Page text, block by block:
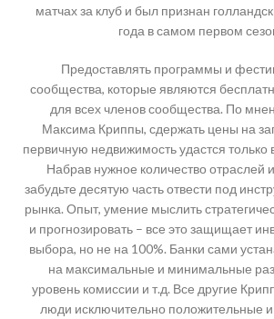
матчах за клуб и был признан
года в самом первом
Предоставлять программы и
сообщества, которые являются
для всех членов сообщества. По
Максима Криппы, сдержать цены на
первичную недвижимость удастся только
Набрав нужное количество отраслей
забудьте десятую часть отвести под
рынка. Опыт, умение мыслить
и прогнозировать – все это защищает
выбора, но не на 100%. Банки сами
на максимальные и минимальные
уровень комиссии и т.д. Все другие
люди исключительно положительные